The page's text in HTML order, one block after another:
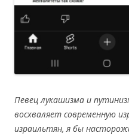
Певец лукашизма и
восхваляет современную
израильтян, я бы